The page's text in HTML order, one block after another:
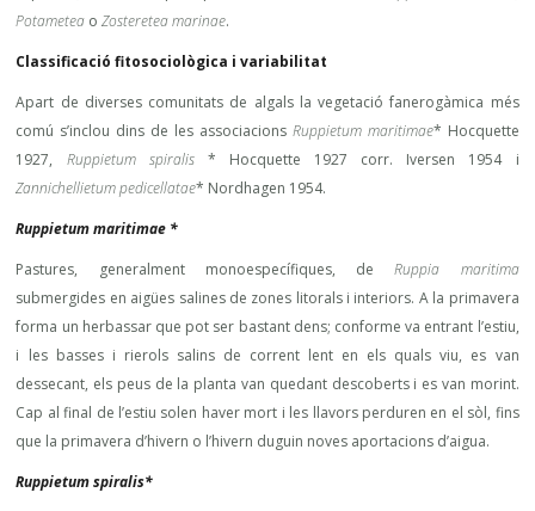
Potametea o Zosteretea marinae.
Classificació fitosociològica i variabilitat
Apart de diverses comunitats de algals la vegetació fanerogàmica més
comú s’inclou dins de les associacions Ruppietum maritimae* Hocquette
1927, Ruppietum spiralis* Hocquette 1927 corr. Iversen 1954 i
Zannichellietum pedicellatae* Nordhagen 1954.
Ruppietum maritimae *
Pastures, generalment monoespecífiques, deRuppia maritima
submergides en aigües salines de zones litorals i interiors. A la primavera
forma un herbassar que pot ser bastant dens; conforme va entrant l’estiu,
i les basses i rierols salins de corrent lent en els quals viu, es van
dessecant, els peus de la planta van quedant descoberts i es van morint.
Cap al final de l’estiu solen haver mort i les llavors perduren en el sòl, fins
que la primavera d’hivern o l’hivern duguin noves aportacions d’aigua.
Ruppietum spiralis*